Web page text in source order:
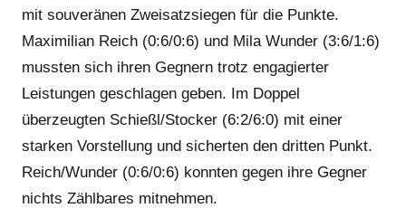
mit souveränen Zweisatzsiegen für die Punkte.
Maximilian Reich (0:6/0:6) und Mila Wunder (3:6/1:6)
mussten sich ihren Gegnern trotz engagierter
Leistungen geschlagen geben. Im Doppel
überzeugten Schießl/Stocker (6:2/6:0) mit einer
starken Vorstellung und sicherten den dritten Punkt.
Reich/Wunder (0:6/0:6) konnten gegen ihre Gegner
nichts Zählbares mitnehmen.